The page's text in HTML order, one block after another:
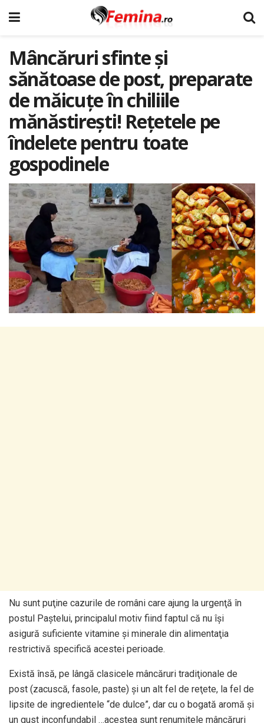
Mâncăruri sfinte şi
sănătoase de post, preparate
de măicuțe în chiliile
mănăstireşti! Rețetele pe
îndelete pentru toate
gospodinele
Nu sunt puţine cazurile de români care ajung la urgenţă în
postul Paştelui, principalul motiv fiind faptul că nu îşi
asigură suficiente vitamine şi minerale din alimentaţia
restrictivă specifică acestei perioade.
Există însă, pe lângă clasicele mâncăruri tradiţionale de
post (zacuscă, fasole, paste) şi un alt fel de reţete, la fel de
lipsite de ingredientele “de dulce”, dar cu o bogată aromă şi
un gust inconfundabil …acestea sunt renumitele mâncăruri